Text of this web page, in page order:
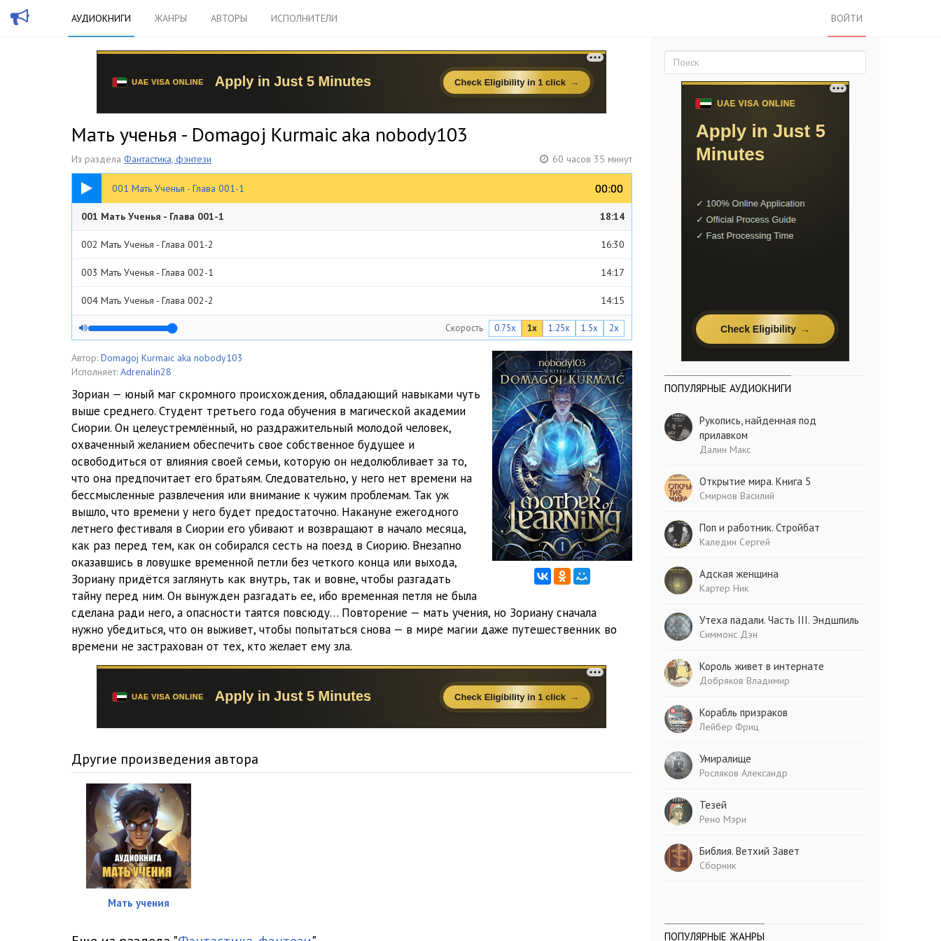
АУДИОКНИГИ ЖАНРЫ АВТОРЫ ИСПОЛНИТЕЛИ ВОЙТИ
Мать ученья - Domagoj Kurmaic aka nobody103
Из раздела Фантастика, фэнтези 60 часов 35 минут
001 Мать Ученья - Глава 001-1 00:00
00:00
18:14
001 Мать Ученья - Глава 001-1 18:14
002 Мать Ученья - Глава 001-2 16:30
003 Мать Ученья - Глава 002-1 14:17
004 Мать Ученья - Глава 002-2 14:15
005 Мать Ученья - Глава 002-3 06:59
006 Мать Ученья - Глава 003-1 10:14
10:19
008 Мать Ученья - Глава 003-3 12:19
009 Мать Ученья - Глава 004-1 12:23
010 Мать Ученья - Глава 004-2 13:45
011 Мать Ученья - Глава 005-1 15:59
012 Мать Ученья - Глава 005-2 14:40
013 Мать Ученья - Глава 006-1 16:58
014 Мать Ученья - Глава 006-2
015 Мать Ученья - Глава 007-1
016 Мать Ученья - Глава 007-2 17:41
017 Мать Ученья - Глава 008-1 12:44
018 Мать Ученья - Глава 008-2
021 Мать Ученья - Глава 009-3 09:13
022 Мать Ученья - Глава 010-1
023 Мать Ученья - Глава 010-2
024 Мать Ученья - Глава 011-1
025 Мать Ученья - Глава 011-2
Скорость 0.75x 1x 1.25x 1.5x 2x
Автор: Domagoj Kurmaic aka nobody103
Исполняет: Adrenalin28
Зориан — юный маг скромного происхождения, обладающий навыками чуть
выше среднего. Студент третьего года обучения в магической академии
Сиории. Он целеустремлённый, но раздражительный молодой человек,
охваченный желанием обеспечить свое собственное будущее и
освободиться от влияния своей семьи, которую он недолюбливает за то,
что она предпочитает его братьям. Следовательно, у него нет времени на
бессмысленные развлечения или внимание к чужим проблемам. Так уж
вышло, что времени у него будет предостаточно. Накануне ежегодного
летнего фестиваля в Сиории его убивают и возвращают в начало месяца,
как раз перед тем, как он собирался сесть на поезд в Сиорию. Внезапно
оказавшись в ловушке временной петли без четкого конца или выхода,
Зориану придётся заглянуть как внутрь, так и вовне, чтобы разгадать
тайну перед ним. Он вынужден разгадать ее, ибо временная петля не была
сделана ради него, а опасности таятся повсюду… Повторение — мать учения, но Зориану сначала
нужно убедиться, что он выживет, чтобы попытаться снова — в мире магии даже путешественник во
времени не застрахован от тех, кто желает ему зла.
Другие произведения автора
Мать учения
ПОПУЛЯРНЫЕ АУДИОКНИГИ
Рукопись, найденная под
прилавком
Далин Макс
Открытие мира. Книга 5
Смирнов Василий
Поп и работник. Стройбат
Каледин Сергей
Адская женщина
Картер Ник
Утеха падали. Часть III. Эндшпиль
Симмонс Дэн
Король живет в интернате
Добряков Владимир
Корабль призраков
Лейбер Фриц
Умиралище
Росляков Александр
Тезей
Рено Мэри
Библия. Ветхий Завет
Сборник
ПОПУЛЯРНЫЕ ЖАНРЫ